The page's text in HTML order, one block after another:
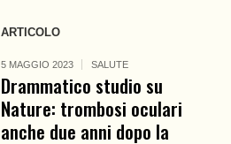
ARTICOLO
5 MAGGIO 2023 SALUTE
Drammatico studio su
Nature: trombosi oculari
anche due anni dopo la